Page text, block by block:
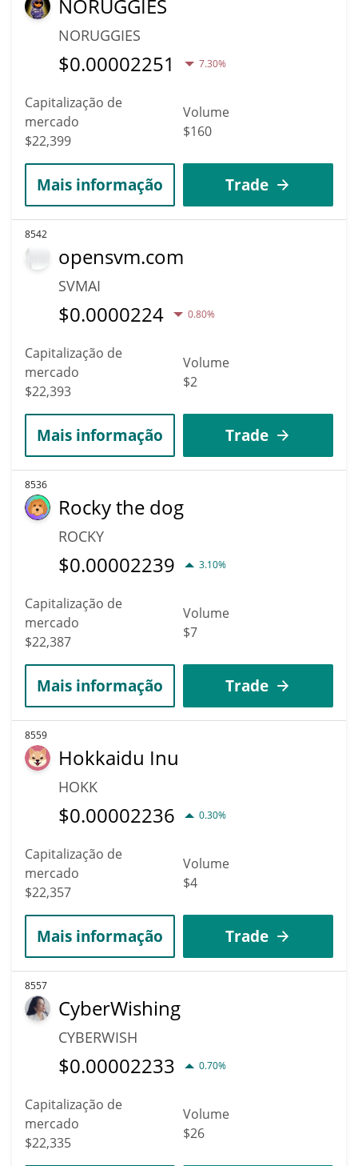
NORUGGIES
NORUGGIES
$0.00002251 7.30%
Capitalização de
mercado
$22,399
Volume
$160
Mais informação Trade
8542
opensvm.com
SVMAI
$0.0000224 0.80%
Capitalização de
mercado
$22,393
Volume
$2
Mais informação Trade
8536
Rocky the dog
ROCKY
$0.00002239 3.10%
Capitalização de
mercado
$22,387
Volume
$7
Mais informação Trade
8559
Hokkaidu Inu
HOKK
$0.00002236 0.30%
Capitalização de
mercado
$22,357
Volume
$4
Mais informação Trade
8557
CyberWishing
CYBERWISH
$0.00002233 0.70%
Capitalização de
mercado
$22,335
Volume
$26